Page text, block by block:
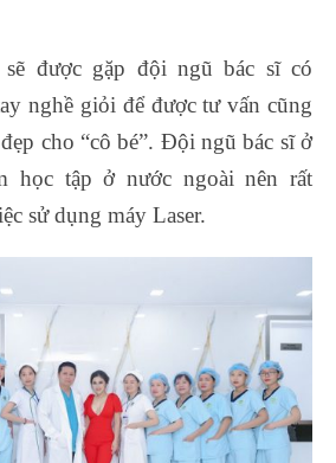
được gặp đội ngũ bác sĩ có
nghề giỏi để được tư vấn cũng
cho “cô bé”. Đội ngũ bác sĩ ở
học tập ở nước ngoài nên rất
sử dụng máy Laser.